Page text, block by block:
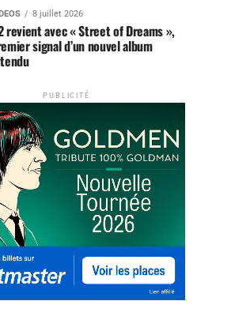
8 juillet 2026
revient avec « Street of Dreams »,
signal d’un nouvel album
PUBLICITÉ